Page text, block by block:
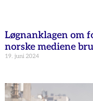
Løgnanklagen om
norske mediene
19. juni 2024